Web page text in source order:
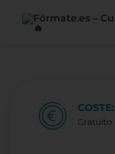
COSTE:
Gratuito